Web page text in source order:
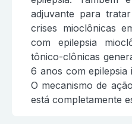
adjuvante para
crises mioclônicas
com epilepsia
tônico-clônicas
6 anos com epilepsia
O mecanismo de
está completamente